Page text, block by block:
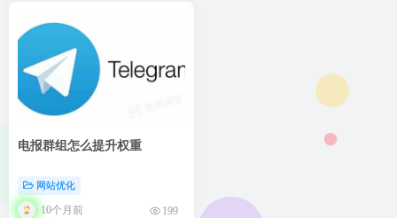
电报群组怎么提升权重
网站优化
10个月前 199